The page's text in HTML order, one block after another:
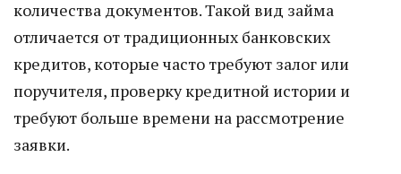
количества документов. Такой вид займа
отличается от традиционных банковских
кредитов, которые часто требуют залог или
поручителя, проверку кредитной истории и
требуют больше времени на рассмотрение
заявки.